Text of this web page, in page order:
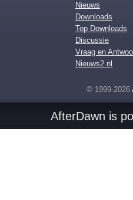
Nieuws
Downloads
Top Downloads
Discussie
Vraag en
Nieuws2.nl
© 1999-2026
AfterDawn is